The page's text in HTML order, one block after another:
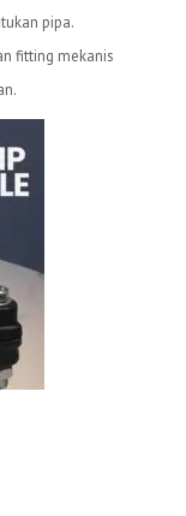
pipa.
fitting mekanis